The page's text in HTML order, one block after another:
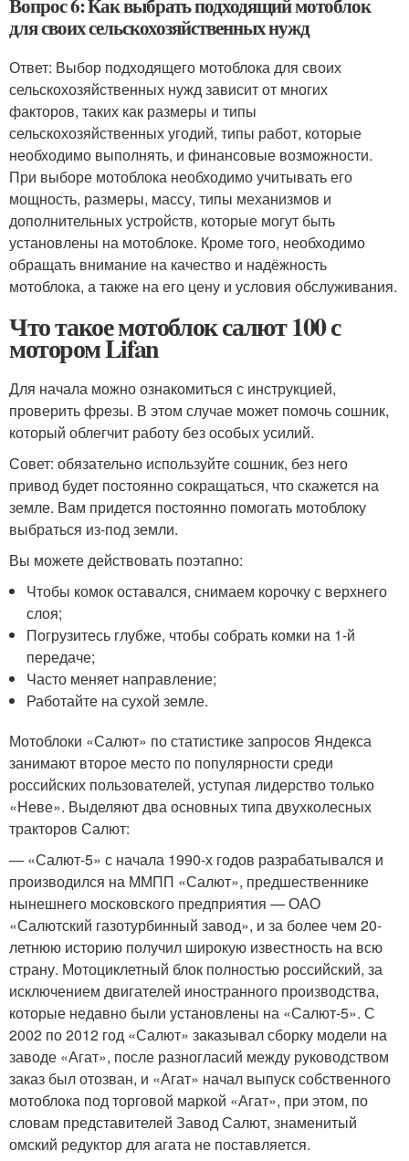
Вопрос 6: Как выбрать подходящий мотоблок
для своих сельскохозяйственных нужд
Ответ: Выбор подходящего мотоблока для своих
сельскохозяйственных нужд зависит от многих
факторов, таких как размеры и типы
сельскохозяйственных угодий, типы работ, которые
необходимо выполнять, и финансовые возможности.
При выборе мотоблока необходимо учитывать его
мощность, размеры, массу, типы механизмов и
дополнительных устройств, которые могут быть
установлены на мотоблоке. Кроме того, необходимо
обращать внимание на качество и надёжность
мотоблока, а также на его цену и условия обслуживания.
Что такое мотоблок салют 100 с
мотором Lifan
Для начала можно ознакомиться с инструкцией,
проверить фрезы. В этом случае может помочь сошник,
который облегчит работу без особых усилий.
Совет: обязательно используйте сошник, без него
привод будет постоянно сокращаться, что скажется на
земле. Вам придется постоянно помогать мотоблоку
выбраться из-под земли.
Вы можете действовать поэтапно:
Чтобы комок оставался, снимаем корочку с верхнего
слоя;
Погрузитесь глубже, чтобы собрать комки на 1-й
передаче;
Часто меняет направление;
Работайте на сухой земле.
Мотоблоки «Салют» по статистике запросов Яндекса
занимают второе место по популярности среди
российских пользователей, уступая лидерство только
«Неве». Выделяют два основных типа двухколесных
тракторов Салют:
— «Салют-5» с начала 1990-х годов разрабатывался и
производился на ММПП «Салют», предшественнике
нынешнего московского предприятия — ОАО
«Салютский газотурбинный завод», и за более чем 20-
летнюю историю получил широкую известность на всю
страну. Мотоциклетный блок полностью российский, за
исключением двигателей иностранного производства,
которые недавно были установлены на «Салют-5». С
2002 по 2012 год «Салют» заказывал сборку модели на
заводе «Агат», после разногласий между руководством
заказ был отозван, и «Агат» начал выпуск собственного
мотоблока под торговой маркой «Агат», при этом, по
словам представителей Завод Салют, знаменитый
омский редуктор для агата не поставляется.